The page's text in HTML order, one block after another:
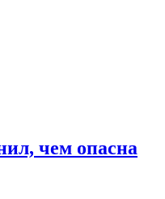
чем опасна